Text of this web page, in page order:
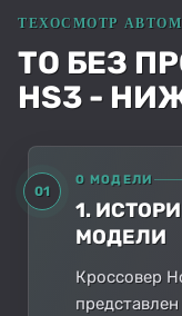
ТО БЕЗ
HS3 -
01
О МОДЕЛИ
1.
МОДЕЛИ
Кроссовер